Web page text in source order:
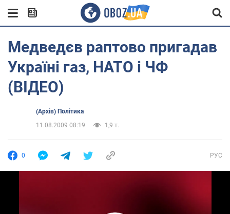
Медведєв раптово пригадав
Україні газ, НАТО і ЧФ
(ВІДЕО)
(Архів) Політика
11.08.2009 08:19
1,9 т.
0 РУС